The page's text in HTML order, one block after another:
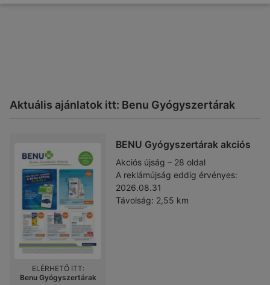
Aktuális ajánlatok itt: Benu Gyógyszertárak
BENU Gyógyszertárak akciós
Akciós újság – 28 oldal
A reklámújság eddig érvényes:
2026.08.31
Távolság: 2,55 km
ELÉRHETŐ ITT:
Benu Gyógyszertárak